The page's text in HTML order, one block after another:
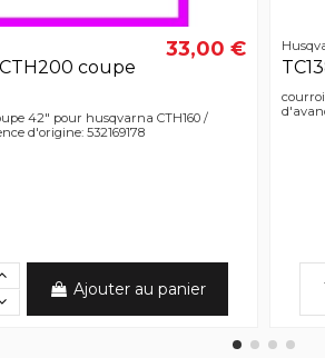
coupe
33,00 €
42" pour husqvarna CTH160 /
d'origine: 532169178
Ajouter au panier